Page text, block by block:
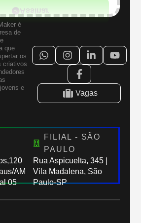
é
de
que
os
criativos
e
Vagas
AM
05
FILIAL - SÃO
PAULO
Rua Aspicuelta, 345 |
Vila Madalena, São
Paulo-SP